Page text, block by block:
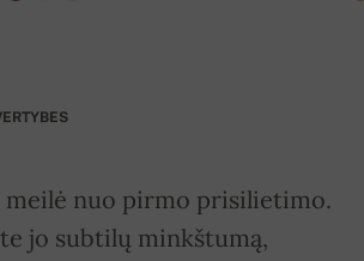
meilė nuo pirmo prisilietimo.
jo subtilų minkštumą,